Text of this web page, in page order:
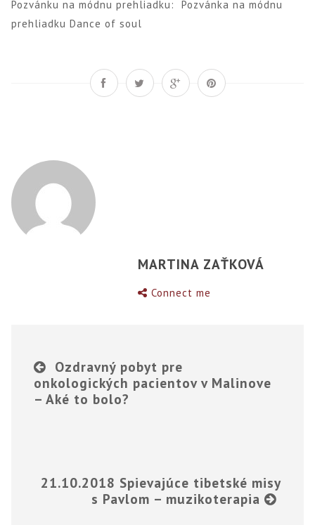
Pozvánku na módnu prehliadku:Pozvánka na módnu
prehliadku Dance of soul
MARTINA ZAŤKOVÁ
Connect me
Ozdravný pobyt pre
onkologických pacientov v Malinove
– Aké to bolo?
21.10.2018 Spievajúce tibetské misy
s Pavlom – muzikoterapia